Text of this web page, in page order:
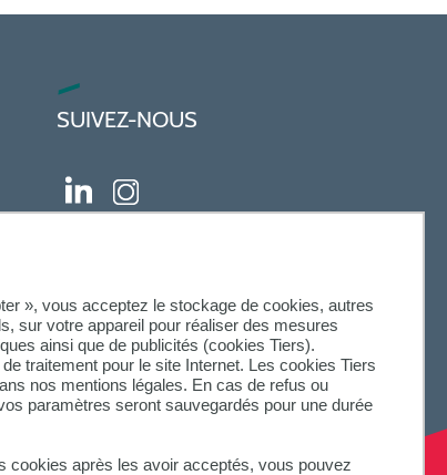
», vous acceptez le stockage de cookies, autres
sur votre appareil pour réaliser des mesures
ainsi que de publicités (cookies Tiers).
traitement pour le site Internet. Les cookies Tiers
nos mentions légales. En cas de refus ou
paramètres seront sauvegardés pour une durée
cookies après les avoir acceptés, vous pouvez
SUIVEZ-NOUS